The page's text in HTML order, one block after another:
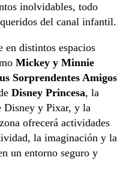
inolvidables, todo
del canal infantil.
en distintos espacios
Mickey y Minnie
Sorprendentes Amigos
Disney Princesa, la
Disney y Pixar, y la
ofrecerá actividades
la imaginación y la
un entorno seguro y